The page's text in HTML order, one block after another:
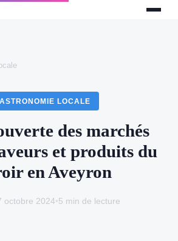
LOCALE
des marchés
et produits du
en Aveyron
octobre 2024 5 min de lecture